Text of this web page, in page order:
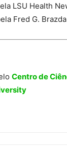
LSU Health
Fred G.
Centro de